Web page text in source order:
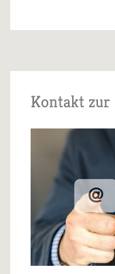
Kontakt zur